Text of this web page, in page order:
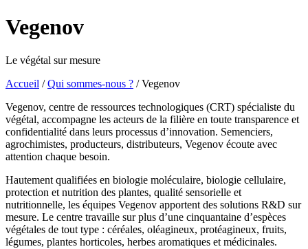
Vegenov
Le végétal sur mesure
Accueil /Qui sommes-nous ? /Vegenov
Vegenov, centre de ressources technologiques (CRT) spécialiste du
végétal, accompagne les acteurs de la filière en toute transparence et
confidentialité dans leurs processus d’innovation. Semenciers,
agrochimistes, producteurs, distributeurs, Vegenov écoute avec
attention chaque besoin.
Hautement qualifiées en biologie moléculaire, biologie cellulaire,
protection et nutrition des plantes, qualité sensorielle et
nutritionnelle, les équipes Vegenov apportent des solutions R&D sur
mesure. Le centre travaille sur plus d’une cinquantaine d’espèces
végétales de tout type : céréales, oléagineux, protéagineux, fruits,
légumes, plantes horticoles, herbes aromatiques et médicinales.